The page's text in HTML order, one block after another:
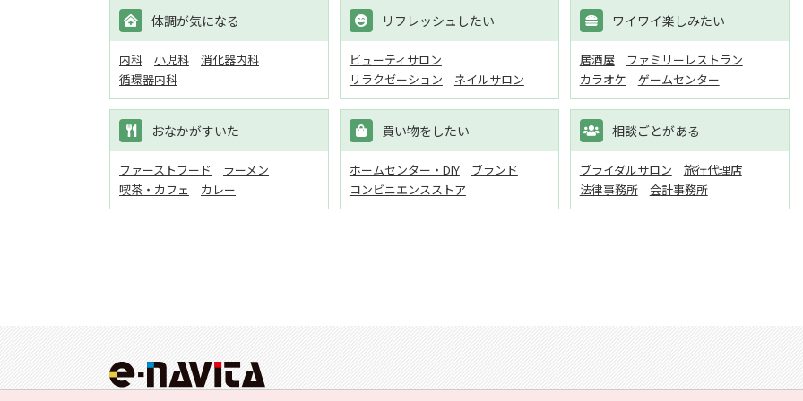
体調が気になる
内科 小児科
消化器内科
循環器内科
リフレッシュしたい
ビューティサロン
リラクゼーション
ネイルサロン
ワイワイ楽しみたい
居酒屋
ファミリーレストラン
カラオケ
ゲームセンター
おなかがすいた
ファーストフード
ラーメン
喫茶・カフェ
カレー
買い物をしたい
ホームセンター・DIY
ブランド
コンビニエンスストア
相談ごとがある
ブライダルサロン
旅行代理店
法律事務所
会計事務所